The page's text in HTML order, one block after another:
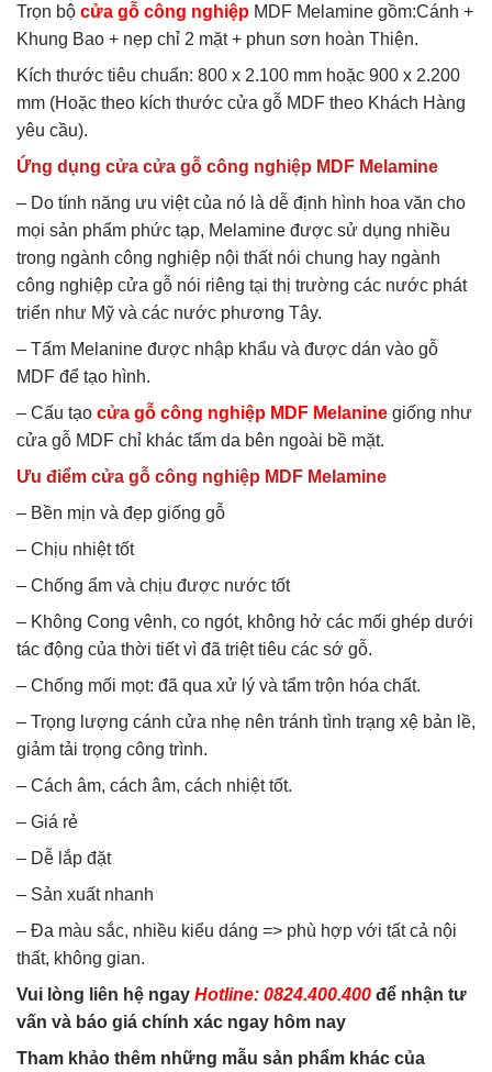
Trọn bộ cửa gỗ công nghiệp MDF Melamine gồm:Cánh +
Khung Bao + nẹp chỉ 2 mặt + phun sơn hoàn Thiện.
Kích thước tiêu chuẩn: 800 x 2.100 mm hoặc 900 x 2.200
mm (Hoặc theo kích thước cửa gỗ MDF theo Khách Hàng
yêu cầu).
Ứng dụng cửa cửa gỗ công nghiệp MDF Melamine
– Do tính năng ưu việt của nó là dễ định hình hoa văn cho
mọi sản phẩm phức tạp, Melamine được sử dụng nhiều
trong ngành công nghiệp nội thất nói chung hay ngành
công nghiệp cửa gỗ nói riêng tại thị trường các nước phát
triển như Mỹ và các nước phương Tây.
– Tấm Melanine được nhập khẩu và được dán vào gỗ
MDF để tạo hình.
– Cấu tạo cửa gỗ công nghiệp MDF Melanine giống như
cửa gỗ MDF chỉ khác tấm da bên ngoài bề mặt.
Ưu điểm cửa gỗ công nghiệp MDF Melamine
– Bền mịn và đẹp giống gỗ
– Chịu nhiệt tốt
– Chống ẩm và chịu được nước tốt
– Không Cong vênh, co ngót, không hở các mối ghép dưới
tác động của thời tiết vì đã triệt tiêu các sớ gỗ.
– Chống mối mọt: đã qua xử lý và tẩm trộn hóa chất.
– Trọng lượng cánh cửa nhẹ nên tránh tình trạng xệ bản lề,
giảm tải trọng công trình.
– Cách âm, cách âm, cách nhiệt tốt.
– Giá rẻ
– Dễ lắp đặt
– Sản xuất nhanh
– Đa màu sắc, nhiều kiểu dáng => phù hợp với tất cả nội
thất, không gian.
Vui lòng liên hệ ngay Hotline: 0824.400.400 để nhận tư
vấn và báo giá chính xác ngay hôm nay
Tham khảo thêm những mẫu sản phẩm khác của